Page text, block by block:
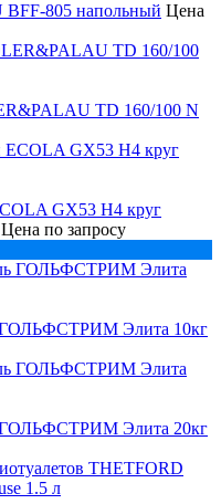
805 напольный Цена
TD 160/100 N
GX53 H4 круг
Цена по запросу
ГОЛЬФСТРИМ Элита 10кг
ГОЛЬФСТРИМ Элита 20кг